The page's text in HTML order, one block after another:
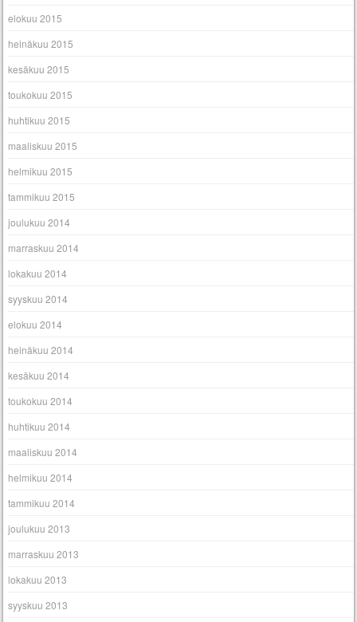
elokuu 2015
heinäkuu 2015
kesäkuu 2015
toukokuu 2015
huhtikuu 2015
maaliskuu 2015
helmikuu 2015
tammikuu 2015
joulukuu 2014
marraskuu 2014
lokakuu 2014
syyskuu 2014
elokuu 2014
heinäkuu 2014
kesäkuu 2014
toukokuu 2014
huhtikuu 2014
maaliskuu 2014
helmikuu 2014
tammikuu 2014
joulukuu 2013
marraskuu 2013
lokakuu 2013
syyskuu 2013